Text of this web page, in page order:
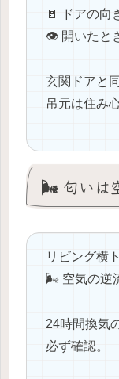
🚪 ドアの向
👁 開いたと
玄関ドアと
吊元は住み
🌬️ 匂いは
リビング横
🌬️ 空気の逆
24時間換気
必ず確認。